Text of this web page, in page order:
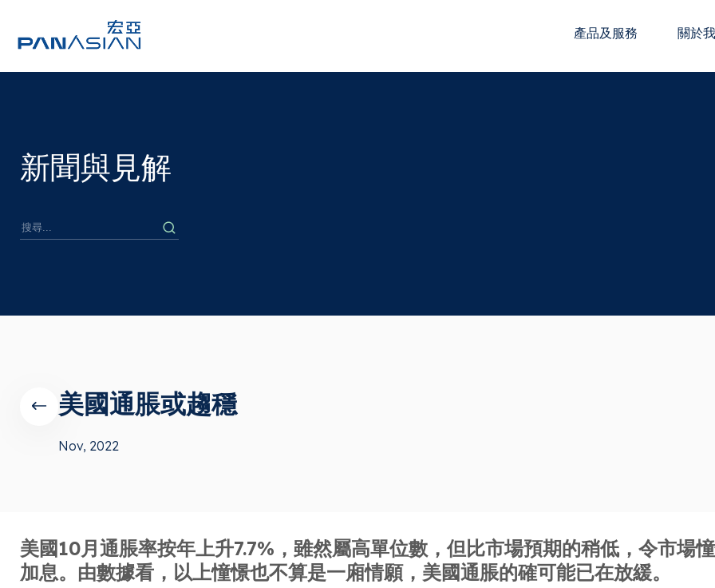
產品及服務 關於
新聞與見解
美國通脹或趨穩
Nov, 2022
美國10月通脹率按年上升7.7%，雖然屬高單位數，但比市場預期的稍低，令市場
加息。由數據看，以上憧憬也不算是一廂情願，美國通脹的確可能已在放緩。